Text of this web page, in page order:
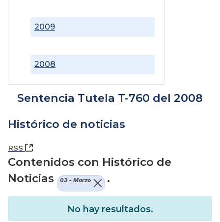
2008
2009
Sentencia Tutela T-760 del 2008
Histórico de noticias
RSS (Abre una nueva ventana)
Contenidos con Histórico de
Noticias
03 - Marzo .
No hay resultados.